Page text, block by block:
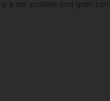
a ser posible con gran